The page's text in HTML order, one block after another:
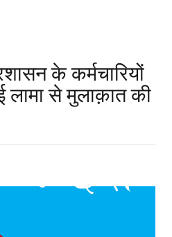
के कर्मचारियों
लामा से मुलाक़ात की